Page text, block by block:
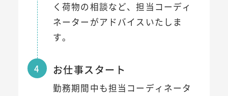
く荷物の相談など、担当コーディ
ネーターがアドバイスいたしま
す。
4 お仕事スタート
勤務期間中も担当コーディネータ